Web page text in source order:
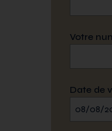
Votre
Date de